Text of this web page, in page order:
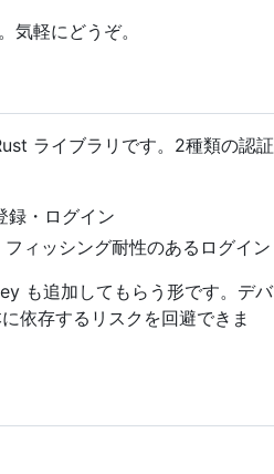
気軽にどうぞ。
ライブラリです。2種類の認証
録・ログイン
ィッシング耐性のあるログイン
も追加してもらう形です。デバ
依存するリスクを回避できま